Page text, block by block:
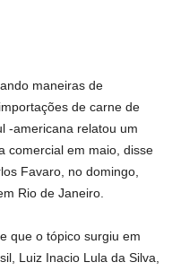
maneiras de
de carne de
-americana relatou um
comercial em maio, disse
Favaro, no domingo,
Rio de Janeiro.
que o tópico surgiu em
Luiz Inacio Lula da Silva,